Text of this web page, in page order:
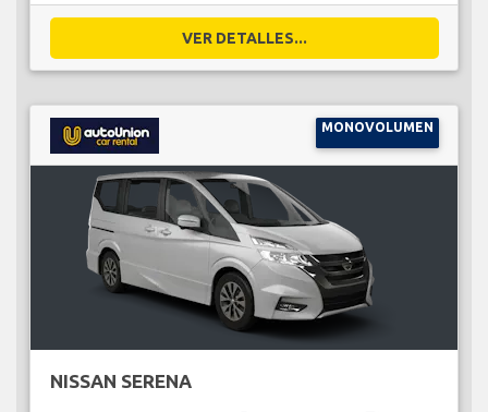
VER DETALLES...
MONOVOLUMEN
NISSAN SERENA